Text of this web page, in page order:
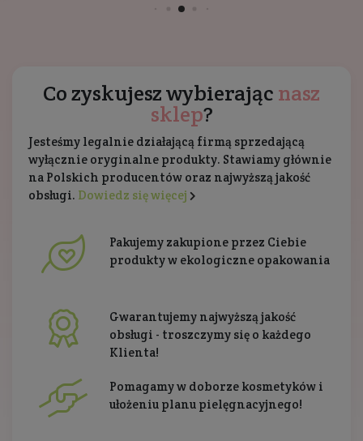
Co zyskujesz wybierając nasz
sklep?
Jesteśmy legalnie działającą firmą sprzedającą
wyłącznie oryginalne produkty. Stawiamy głównie
na Polskich producentów oraz najwyższą jakość
obsługi. Dowiedz się więcej
Pakujemy zakupione przez Ciebie
produkty w ekologiczne opakowania
Gwarantujemy najwyższą jakość
obsługi - troszczymy się o każdego
Klienta!
Pomagamy w doborze kosmetyków i
ułożeniu planu pielęgnacyjnego!